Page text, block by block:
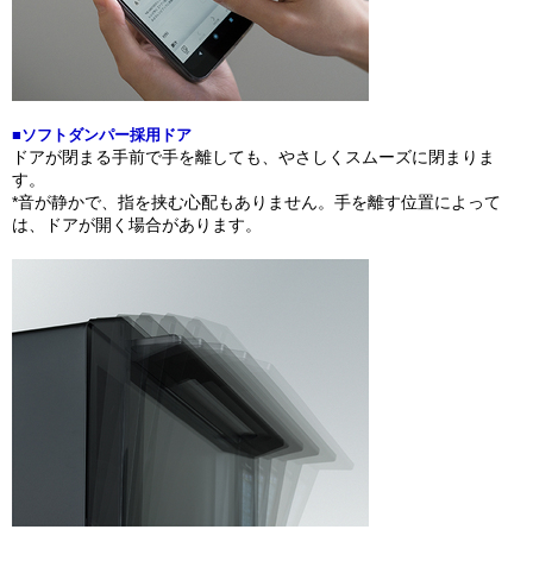
■ソフトダンパー採用ドア
ドアが閉まる手前で手を離しても、やさしくスムーズに閉まりま
す。
*音が静かで、指を挟む心配もありません。手を離す位置によって
は、ドアが開く場合があります。